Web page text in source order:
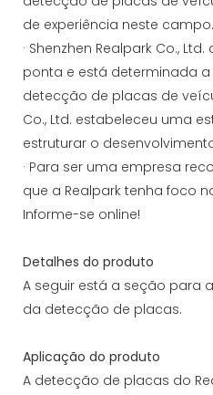
de experiência neste campo.
· Shenzhen Realpark Co.,
ponta e está determinada
detecção de placas de
Co., Ltd. estabeleceu uma
estruturar o
· Para ser uma empresa
que a Realpark tenha foco
Informe-se online!
Detalhes do produto
A seguir está a seção para
da detecção de placas.
Aplicação do produto
A detecção de placas do